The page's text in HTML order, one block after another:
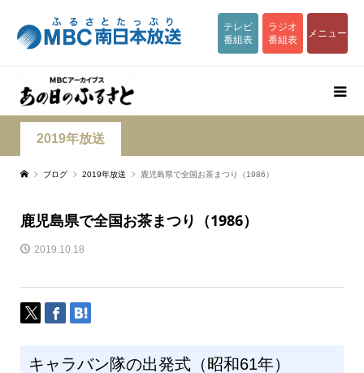
テレビ
番組表
ラジオ
番組表
メニュー
2019年放送
ブログ 2019年放送 鹿児島県で全国お茶まつり（1986）
鹿児島県で全国お茶まつり（1986）
2019.10.18
キャラバン隊の出発式（昭和61年）